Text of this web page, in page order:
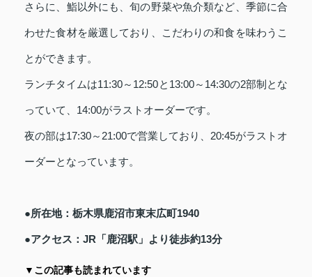
さらに、鮨以外にも、旬の野菜や魚介類など、季節に合
わせた食材を厳選しており、こだわりの和食を味わうこ
とができます。
ランチタイムは11:30～12:50と13:00～14:30の2部制とな
っていて、14:00がラストオーダーです。
夜の部は17:30～21:00で営業しており、20:45がラストオ
ーダーとなっています。
●所在地：栃木県鹿沼市東末広町1940
●アクセス：JR「鹿沼駅」より徒歩約13分
▼この記事も読まれています